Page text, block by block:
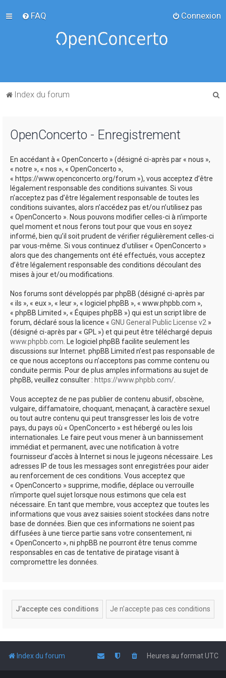
FAQ Connexion
Index du forum
OpenConcerto - Enregistrement
En accédant à « OpenConcerto » (désigné ci-après par « nous »,
« notre », « nos », « OpenConcerto »,
« https://www.openconcerto.org/forum »), vous acceptez d’être
légalement responsable des conditions suivantes. Si vous
n’acceptez pas d’être légalement responsable de toutes les
conditions suivantes, alors n’accédez pas et/ou n’utilisez pas
« OpenConcerto ». Nous pouvons modifier celles-ci à n’importe
quel moment et nous ferons tout pour que vous en soyez
informé, bien qu’il soit prudent de vérifier régulièrement celles-ci
par vous-même. Si vous continuez d’utiliser « OpenConcerto »
alors que des changements ont été effectués, vous acceptez
d’être légalement responsable des conditions découlant des
mises à jour et/ou modifications.
Nos forums sont développés par phpBB (désigné ci-après par
« ils », « eux », « leur », « logiciel phpBB », « www.phpbb.com »,
« phpBB Limited », « Équipes phpBB ») qui est un script libre de
forum, déclaré sous la licence « GNU General Public License v2 »
(désigné ci-après par « GPL ») et qui peut être téléchargé depuis
www.phpbb.com. Le logiciel phpBB facilite seulement les
discussions sur Internet. phpBB Limited n’est pas responsable de
ce que nous acceptons ou n’acceptons pas comme contenu ou
conduite permis. Pour de plus amples informations au sujet de
phpBB, veuillez consulter : https://www.phpbb.com/.
Vous acceptez de ne pas publier de contenu abusif, obscène,
vulgaire, diffamatoire, choquant, menaçant, à caractère sexuel
ou tout autre contenu qui peut transgresser les lois de votre
pays, du pays où « OpenConcerto » est hébergé ou les lois
internationales. Le faire peut vous mener à un bannissement
immédiat et permanent, avec une notification à votre
fournisseur d’accès à Internet si nous le jugeons nécessaire. Les
adresses IP de tous les messages sont enregistrées pour aider
au renforcement de ces conditions. Vous acceptez que
« OpenConcerto » supprime, modifie, déplace ou verrouille
n’importe quel sujet lorsque nous estimons que cela est
nécessaire. En tant que membre, vous acceptez que toutes les
informations que vous avez saisies soient stockées dans notre
base de données. Bien que ces informations ne soient pas
diffusées à une tierce partie sans votre consentement, ni
« OpenConcerto », ni phpBB ne pourront être tenus comme
responsables en cas de tentative de piratage visant à
compromettre les données.
Index du forum Heures au formatUTC